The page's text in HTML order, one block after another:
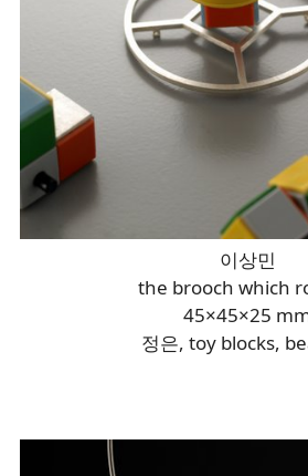
이상민
the brooch which
45×45×25
정은, toy blocks,